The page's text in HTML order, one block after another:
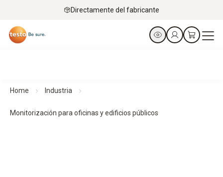
Directamente del fabricante
Home Industria
Monitorización para oficinas y edificios públicos